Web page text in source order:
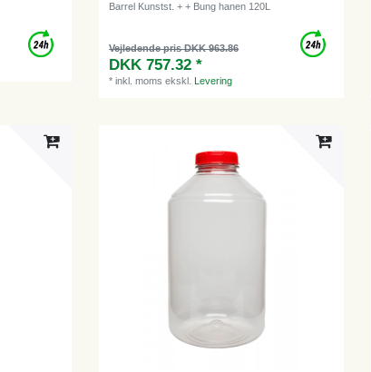
Barrel Kunstst. + + Bung hanen 120L
Vejledende pris DKK 963.86
DKK 757.32 *
*inkl. moms ekskl.Levering